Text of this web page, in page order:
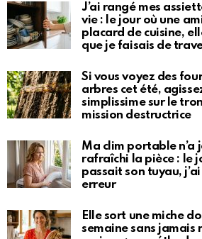
J’ai rangé mes
vie : le jour où une
placard de cuisine,
que je faisais de
Si vous voyez des
arbres cet été,
simplissime sur le
mission destructrice
Ma clim portable n’a
rafraîchi la pièce : le
passait son tuyau,
erreur
Elle sort une miche
semaine sans jamais